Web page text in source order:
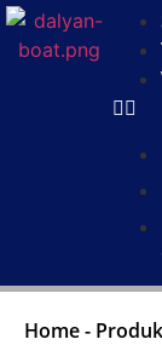
Home-